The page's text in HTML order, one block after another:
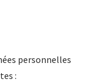
personnelles
: